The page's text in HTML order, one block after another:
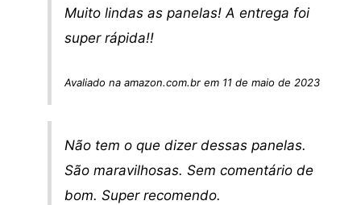
Muito lindas as panelas! A entrega foi
super rápida!!
Avaliado na amazon.com.br em 11 de maio de 2023
Não tem o que dizer dessas panelas.
São maravilhosas. Sem comentário de
bom. Super recomendo.